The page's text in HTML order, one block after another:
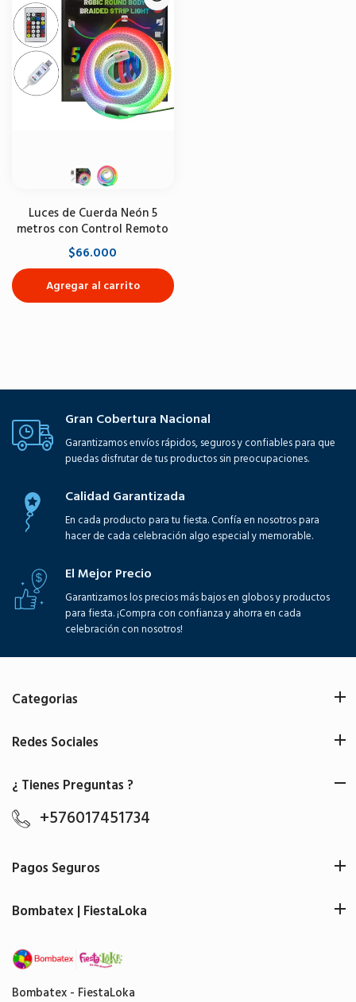
Luces de Cuerda Neón 5
metros con Control Remoto
$66.000
Agregar al carrito
Gran Cobertura Nacional
Garantizamos envíos rápidos, seguros y confiables para que
puedas disfrutar de tus productos sin preocupaciones.
Calidad Garantizada
En cada producto para tu fiesta. Confía en nosotros para
hacer de cada celebración algo especial y memorable.
El Mejor Precio
Garantizamos los precios más bajos en globos y productos
para fiesta. ¡Compra con confianza y ahorra en cada
celebración con nosotros!
Bombatex - FiestaLoka
Categorias
Redes Sociales
¿ Tienes Preguntas ?
+576017451734
Pagos Seguros
Bombatex | FiestaLoka